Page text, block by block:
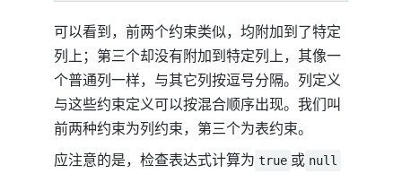
可以看到，前两个约束类似，均附加到了特定
列上；第三个却没有附加到特定列上，其像一
个普通列一样，与其它列按逗号分隔。列定义
与这些约束定义可以按混合顺序出现。我们叫
前两种约束为列约束，第三个为表约束。
应注意的是，检查表达式计算为 true 或 null